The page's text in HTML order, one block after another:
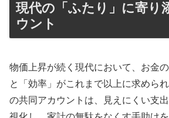
現代の「ふたり」に寄り
ウント
物価上昇が続く現代において、お金
と「効率」がこれまで以上に求めら
の共同アカウントは、見えにくい支